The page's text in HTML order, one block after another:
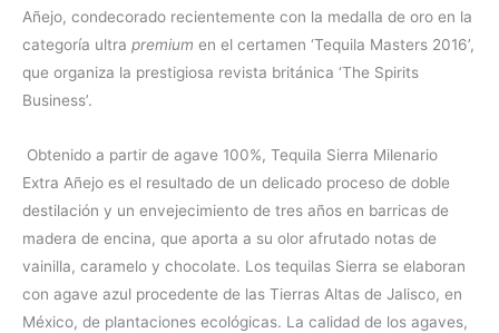
Añejo, condecorado recientemente con la medalla de oro en la
categoría ultra premium en el certamen ‘Tequila Masters 2016’,
que organiza la prestigiosa revista británica ‘The Spirits
Business’.
Obtenido a partir de agave 100%, Tequila Sierra Milenario
Extra Añejo es el resultado de un delicado proceso de doble
destilación y un envejecimiento de tres años en barricas de
madera de encina, que aporta a su olor afrutado notas de
vainilla, caramelo y chocolate. Los tequilas Sierra se elaboran
con agave azul procedente de las Tierras Altas de Jalisco, en
México, de plantaciones ecológicas. La calidad de los agaves,